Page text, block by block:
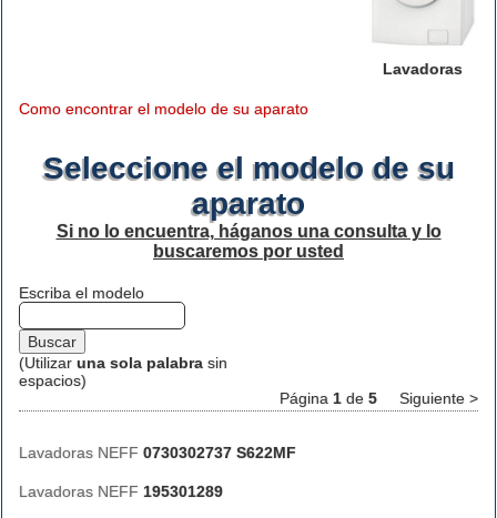
Lavadoras
Como encontrar el modelo de su aparato
Seleccione el modelo de su
aparato
Si no lo encuentra, háganos una consulta y lo
buscaremos por usted
Escriba el modelo
(Utilizar una sola palabra sin
espacios)
Página 1 de 5 Siguiente >
Lavadoras NEFF 0730302737 S622MF
Lavadoras NEFF 195301289